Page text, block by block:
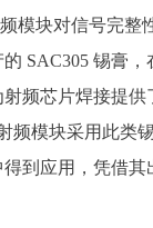
模块对信号完整
SAC305 锡膏
频芯片焊接提供
频模块采用此类
到应用，凭借